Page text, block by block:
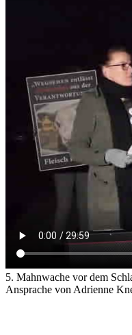
5. Mahnwache vor dem
Ansprache von Adrienne